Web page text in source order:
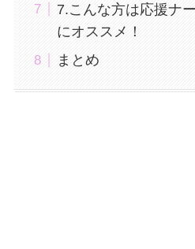
7.こんな方は応援ナ
にオススメ！
まとめ